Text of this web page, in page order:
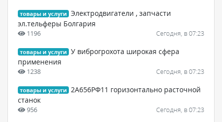
товары и услуги
Электродвигатели , запчасти
эл.тельферы Болгария
1196 Сегодня, в 07:23
товары и услуги
У виброгрохота широкая сфера
применения
1238 Сегодня, в 07:23
товары и услуги
2А656РФ11 горизонтально расточной
станок
956 Сегодня, в 07:23